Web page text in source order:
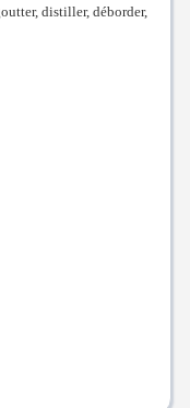
distiller, déborder,